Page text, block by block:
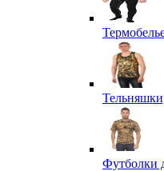
Футболки